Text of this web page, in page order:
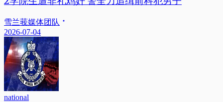
雪兰莪媒体团队
2026-07-04
national